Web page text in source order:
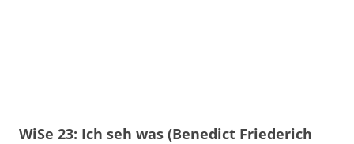
WiSe 23: Ich seh was (Benedict Friederich